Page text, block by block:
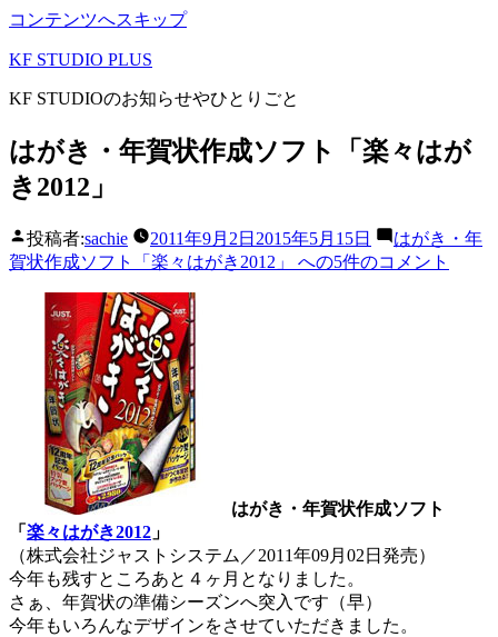
コンテンツへスキップ
KF STUDIO PLUS
KF STUDIOのお知らせやひとりごと
はがき・年賀状作成ソフト「楽々はが
き2012」
投稿者:sachie 2011年9月2日 2015年5月15日
はがき・年
賀状作成ソフト「楽々はがき2012」 への5件のコメント
はがき・年賀状作成ソフト
「 楽々はがき2012 」
（株式会社ジャストシステム／2011年09月02日発売）
今年も残すところあと４ヶ月となりました。
さぁ、年賀状の準備シーズンへ突入です（早）
今年もいろんなデザインをさせていただきました。